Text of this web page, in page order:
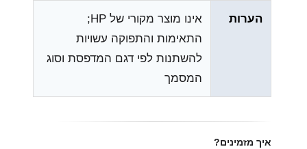
הערות
אינו מוצר מקורי של HP;
התאימות והתפוקה עשויות
להשתנות לפי דגם המדפסת וסוג
המסמך
איך מזמינים?